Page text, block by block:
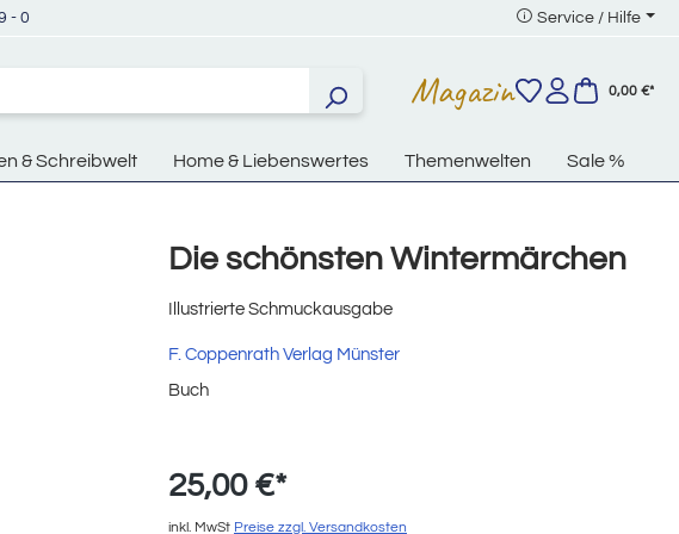
- 0 Service / Hilfe
Magazin 0,00 €*
& Schreibwelt Home & Liebenswertes Themenwelten Sale %
Die schönsten Wintermärchen
Illustrierte Schmuckausgabe
F. Coppenrath Verlag Münster
Buch
25,00 €*
inkl. MwSt Preise zzgl. Versandkosten